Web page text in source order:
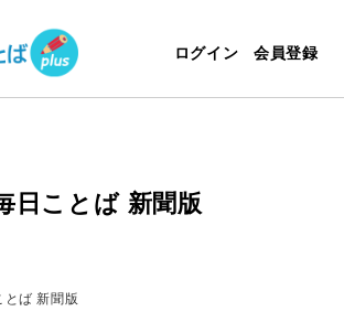
ログイン 会員登録
日ことば 新聞版
とば 新聞版